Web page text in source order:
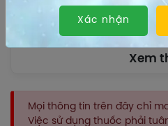
Hoạt huyết, bổ huyết,
Dùng cho người thiếu
chóng mặt, sạm da,
Dược động học
Xem
Mọi thông tin trên đây chỉ
Việc sử dụng thuốc phải
Xác nhận